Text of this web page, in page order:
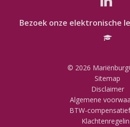
Bezoek onze elektronische
© 2026
Sitemap
Disclaimer
Algemene
BTW-